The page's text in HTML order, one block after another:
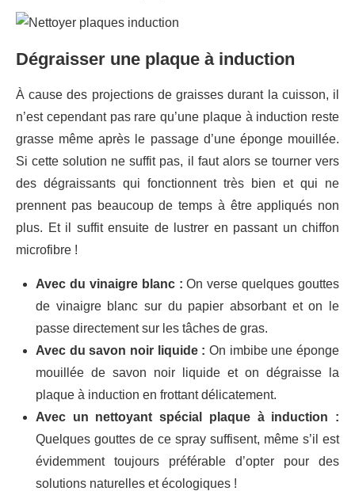
Dégraisser une plaque à induction
À cause des projections de graisses durant la cuisson, il
n’est cependant pas rare qu’une plaque à induction reste
grasse même après le passage d’une éponge mouillée.
Si cette solution ne suffit pas, il faut alors se tourner vers
des dégraissants qui fonctionnent très bien et qui ne
prennent pas beaucoup de temps à être appliqués non
plus. Et il suffit ensuite de lustrer en passant un chiffon
microfibre !
Avec du vinaigre blanc : On verse quelques gouttes
de vinaigre blanc sur du papier absorbant et on le
passe directement sur les tâches de gras.
Avec du savon noir liquide : On imbibe une éponge
mouillée de savon noir liquide et on dégraisse la
plaque à induction en frottant délicatement.
Avec un nettoyant spécial plaque à induction :
Quelques gouttes de ce spray suffisent, même s’il est
évidemment toujours préférable d’opter pour des
solutions naturelles et écologiques !